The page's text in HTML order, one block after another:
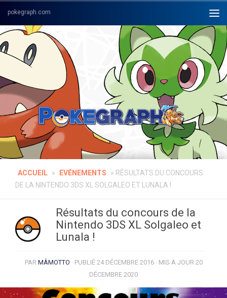
Skip to content
ACCUEIL » EVÉNEMENTS » RÉSULTATS DU CONCOURS
DE LA NINTENDO 3DS XL SOLGALEO ET LUNALA !
Résultats du concours de la
Nintendo 3DS XL Solgaleo et
Lunala !
PAR MÂMOTTO · PUBLIÉ 24 DÉCEMBRE 2016· MIS À JOUR 20
DÉCEMBRE 2020